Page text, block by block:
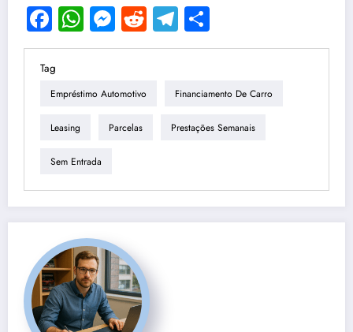
Facebook
WhatsApp
Messenger
RedditTelegram
Tag
Empréstimo Automotivo Financiamento De Carro
Leasing Parcelas Prestações Semanais
Sem Entrada